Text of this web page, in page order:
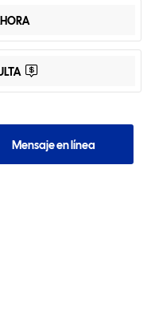
Mensaje en línea